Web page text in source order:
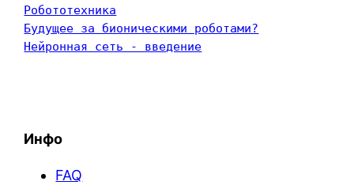
Робототехника
Будущее за бионическими роботами?
Нейронная сеть - введение
Инфо
FAQ